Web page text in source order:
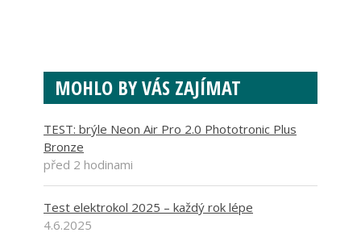
MOHLO BY VÁS ZAJÍMAT
TEST: brýle Neon Air Pro 2.0 Phototronic Plus
Bronze
před 2 hodinami
Test elektrokol 2025 – každý rok lépe
4.6.2025